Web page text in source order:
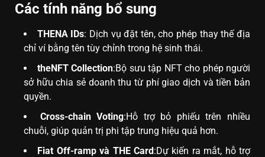
Các tính năng bổ sung
THENA IDs: Dịch vụ đặt tên, cho phép thay thế địa
chỉ ví bằng tên tùy chỉnh trong hệ sinh thái.
theNFT Collection:Bộ sưu tập NFT cho phép người
sở hữu chia sẻ doanh thu từ phí giao dịch và tiền bản
quyền.
Cross-chain Voting:Hỗ trợ bỏ phiếu trên nhiều
chuỗi, giúp quản trị phi tập trung hiệu quả hơn.
Fiat Off-ramp và THE Card :Dự kiến ra mắt, hỗ trợ